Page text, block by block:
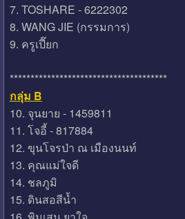
7. TOSHARE - 6222302
8. WANG JIE (กรรมการ)
9. ครูเปี๊ยก
**************************************
กลุ่ม B
10. จุนยาย - 1459811
11. โจอี้ - 817884
12. ขุนโจรป่า ณ เมืองนนท์
13. คุณแม่ใจดี
14. ชลภูมิ
15. ดินสอสีน้ำ